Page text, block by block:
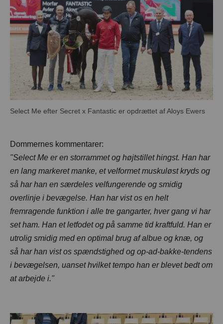
Dommernes kommentarer:
"Select Me er en storrammet og højtstillet hingst. Han har
en lang markeret manke, et velformet muskuløst kryds og
så har han en særdeles velfungerende og smidig
overlinje i bevægelse. Han har vist os en helt
fremragende funktion i alle tre gangarter, hver gang vi har
set ham. Han et letfodet og på samme tid kraftfuld. Han er
utrolig smidig med en optimal brug af albue og knæ, og
så har han vist os spændstighed og op-ad-bakke-tendens
i bevægelsen, uanset hvilket tempo han er blevet bedt om
at arbejde i."